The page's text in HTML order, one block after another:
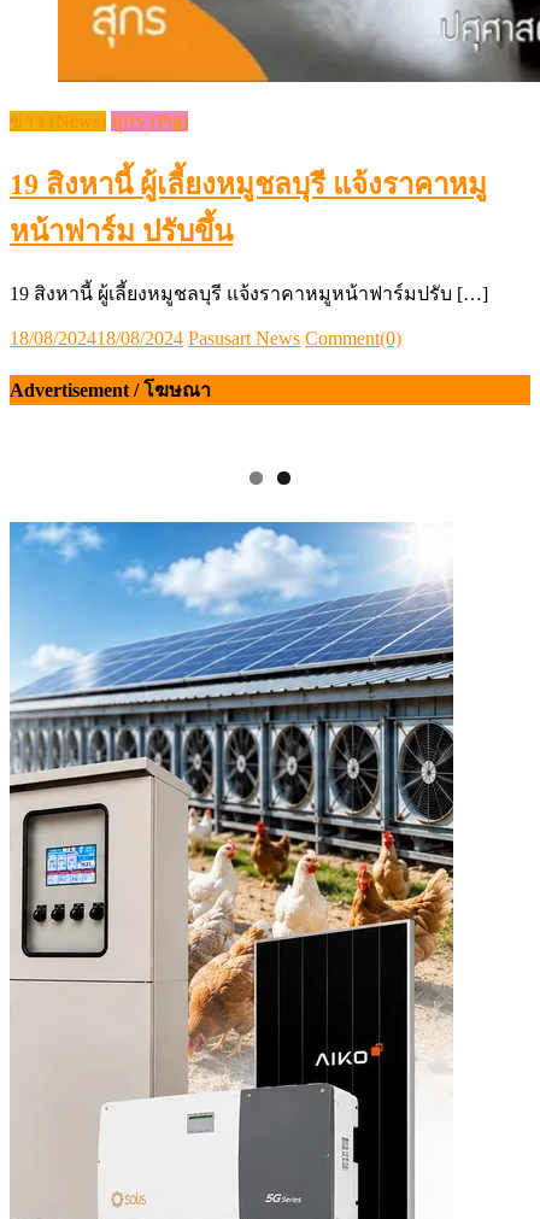
ข่าว (News) สุกร (Pig)
19 สิงหานี้ ผู้เลี้ยงหมูชลบุรี แจ้งราคาหมู
หน้าฟาร์ม ปรับขึ้น
19 สิงหานี้ ผู้เลี้ยงหมูชลบุรี แจ้งราคาหมูหน้าฟาร์มปรับ […]
Posted
18/08/202418/08/2024 Author
Pasusart News Comment(0)
Advertisement / โฆษณา